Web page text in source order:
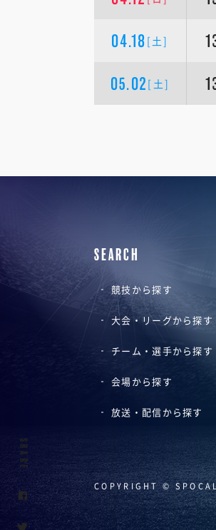
04.18 [土]
05.02 [土]
SEARCH
競技から探す
大会・リーグから探す
チーム・選手から探す
会場から探す
放送・配信から探す
COPYRIGHT ©
SHARE